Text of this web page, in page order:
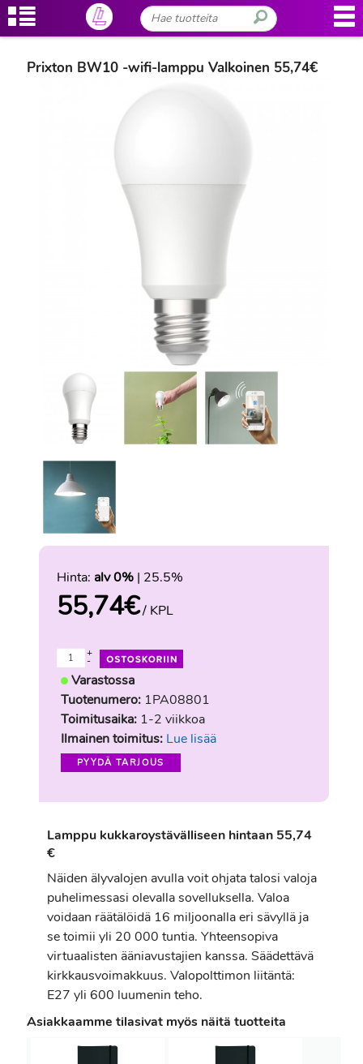
Prixton BW10 -wifi-lamppu Valkoinen 55,74€
Hinta: alv 0% | 25.5%
55,74€/ KPL
-
+
Varastossa
Tuotenumero: 1PA08801
Toimitusaika: 1-2 viikkoa
Ilmainen toimitus: Lue lisää
PYYDÄ TARJOUS
Lamppu kukkaroystävälliseen hintaan 55,74
€
Näiden älyvalojen avulla voit ohjata talosi valoja
puhelimessasi olevalla sovelluksella. Valoa
voidaan räätälöidä 16 miljoonalla eri sävyllä ja
se toimii yli 20 000 tuntia. Yhteensopiva
virtuaalisten ääniavustajien kanssa. Säädettävä
kirkkausvoimakkuus. Valopolttimon liitäntä:
E27 yli 600 luumenin teho.
Asiakkaamme tilasivat myös näitä tuotteita